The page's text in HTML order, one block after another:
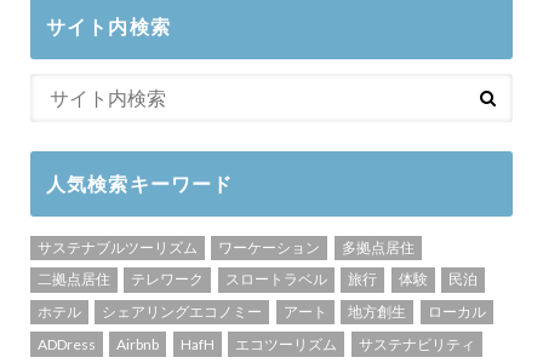
サイト内検索
人気検索キーワード
サステナブルツーリズム ワーケーション
多拠点居住
二拠点居住
テレワーク スロートラベル 旅行 体験
民泊
ホテル
シェアリングエコノミー アート 地方創生
ローカル
ADDress
Airbnb HafH エコツーリズム
サステナビリティ